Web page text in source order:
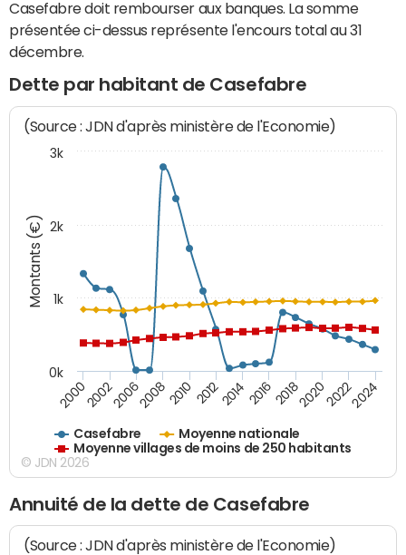
Casefabre doit rembourser aux banques. La somme
présentée ci-dessus représente l'encours total au 31
décembre.
Dette par habitant de Casefabre
Montants (€)
(Source : JDN d'après ministère de l'Economie)
Casefabre
Moyenne nationale
Moyenne villages de moins de 250 habitants
20002002200620082010 2012201420162018202020222024
0k
1k
2k
3k
© JDN 2026
Annuité de la dette de Casefabre
(Source : JDN d'après ministère de l'Economie)